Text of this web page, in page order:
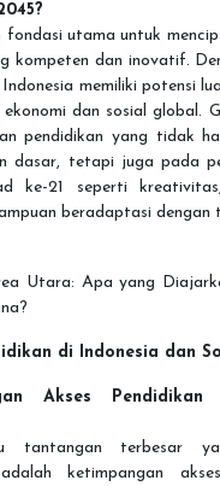
fondasi utama untuk
kompeten dan inovatif.
memiliki potensi
dan sosial global.
pendidikan yang tidak
dasar, tetapi juga pada
ke-21 seperti
beradaptasi dengan
Utara: Apa yang
di Indonesia dan
Akses
tantangan terbesar
ketimpangan